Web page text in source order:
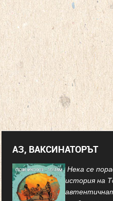
АЗ, ВАКСИНАТОРЪТ
Нека се
история на